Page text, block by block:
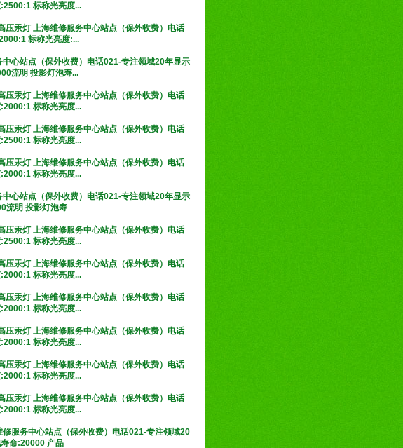
标称光亮度...
汞灯 上海维修服务中心站点（保外收费）电话
标称光亮度:...
心站点（保外收费）电话021-专注领域20年显示
流明 投影灯泡寿...
汞灯 上海维修服务中心站点（保外收费）电话
标称光亮度...
汞灯 上海维修服务中心站点（保外收费）电话
标称光亮度...
汞灯 上海维修服务中心站点（保外收费）电话
标称光亮度...
心站点（保外收费）电话021-专注领域20年显示
流明 投影灯泡寿
汞灯 上海维修服务中心站点（保外收费）电话
标称光亮度...
汞灯 上海维修服务中心站点（保外收费）电话
标称光亮度...
汞灯 上海维修服务中心站点（保外收费）电话
标称光亮度...
汞灯 上海维修服务中心站点（保外收费）电话
标称光亮度...
汞灯 上海维修服务中心站点（保外收费）电话
标称光亮度...
汞灯 上海维修服务中心站点（保外收费）电话
标称光亮度...
服务中心站点（保外收费）电话021-专注领域20
命:20000 产品